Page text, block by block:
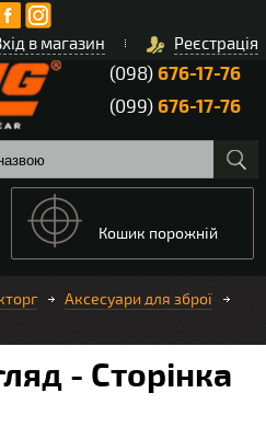
в магазин Реєстрація
(098)676-17-76
(099)676-17-76
Кошик порожній
Аксесуари для зброї
- Сторінка